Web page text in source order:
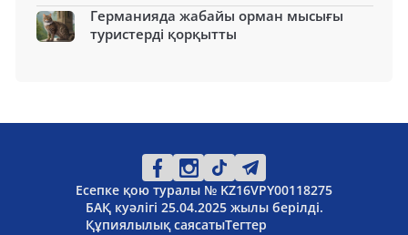
Германияда жабайы орман мысығы
туристерді қорқытты
Есепке қою туралы № KZ16VPY00118275
БАҚ куәлігі 25.04.2025 жылы берілді.
Құпиялылық саясатыТегтер